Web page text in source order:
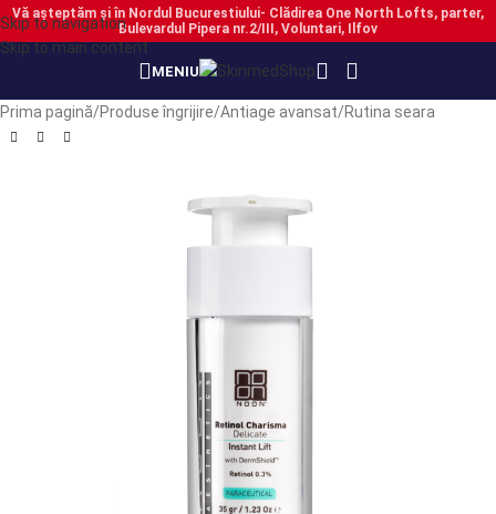
Skip to navigation
Skip to main content
Vă așteptăm și în Nordul Bucurestiului- Clădirea One North Lofts, parter,
Bulevardul Pipera nr.2/III, Voluntari, Ilfov
MENIU
Prima pagină/Produse îngrijire/Antiage avansat/Rutina seara